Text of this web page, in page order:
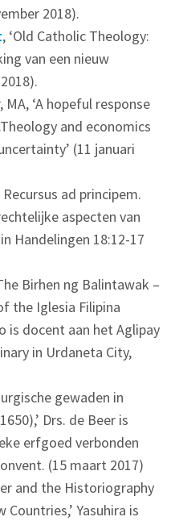
2018).
, ‘Old Catholic Theology:
van een nieuw
‘A hopeful response
and economics
(11 januari
ad principem.
aspecten van
Handelingen 18:12-17
Birhen ng Balintawak –
the Iglesia Filipina
is docent aan het Aglipay
in Urdaneta City,
gewaden in
Drs. de Beer is
erfgoed verbonden
(15 maart 2017)
and the Historiography
Yasuhira is